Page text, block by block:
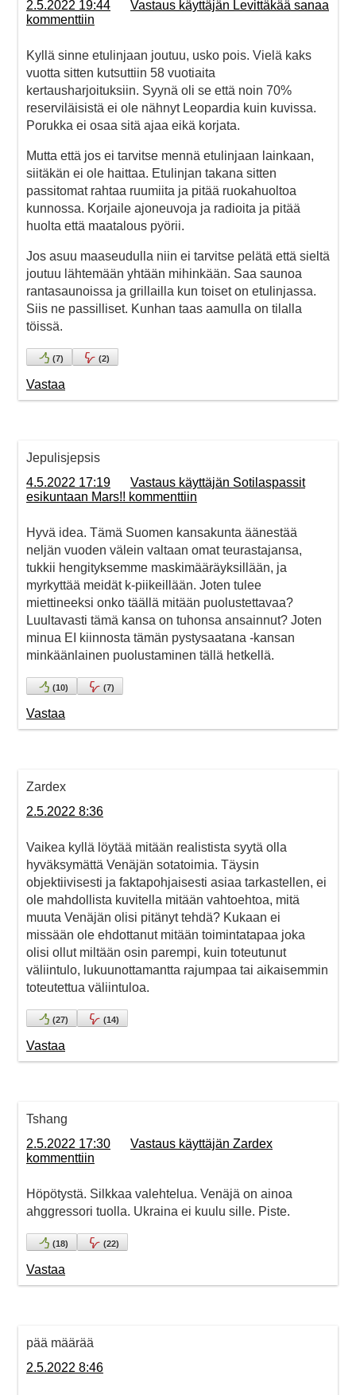
2.5.2022 19:44
Vastaus käyttäjän Levittäkää sanaa
kommenttiin
Kyllä sinne etulinjaan joutuu, usko pois. Vielä kaks
vuotta sitten kutsuttiin 58 vuotiaita
kertausharjoituksiin. Syynä oli se että noin 70%
reserviläisistä ei ole nähnyt Leopardia kuin kuvissa.
Porukka ei osaa sitä ajaa eikä korjata.
Mutta että jos ei tarvitse mennä etulinjaan lainkaan,
siitäkän ei ole haittaa. Etulinjan takana sitten
passitomat rahtaa ruumiita ja pitää ruokahuoltoa
kunnossa. Korjaile ajoneuvoja ja radioita ja pitää
huolta että maatalous pyörii.
Jos asuu maaseudulla niin ei tarvitse pelätä että sieltä
joutuu lähtemään yhtään mihinkään. Saa saunoa
rantasaunoissa ja grillailla kun toiset on etulinjassa.
Siis ne passilliset. Kunhan taas aamulla on tilalla
töissä.
(7) (2)
Vastaa
Jepulisjepsis
4.5.2022 17:19
Vastaus käyttäjän Sotilaspassit
esikuntaan Mars!! kommenttiin
Hyvä idea. Tämä Suomen kansakunta äänestää
neljän vuoden välein valtaan omat teurastajansa,
tukkii hengityksemme maskimääräyksillään, ja
myrkyttää meidät k-piikeillään. Joten tulee
miettineeksi onko täällä mitään puolustettavaa?
Luultavasti tämä kansa on tuhonsa ansainnut? Joten
minua EI kiinnosta tämän pystysaatana -kansan
minkäänlainen puolustaminen tällä hetkellä.
(10) (7)
Vastaa
Zardex
2.5.2022 8:36
Vaikea kyllä löytää mitään realistista syytä olla
hyväksymättä Venäjän sotatoimia. Täysin
objektiivisesti ja faktapohjaisesti asiaa tarkastellen, ei
ole mahdollista kuvitella mitään vahtoehtoa, mitä
muuta Venäjän olisi pitänyt tehdä? Kukaan ei
missään ole ehdottanut mitään toimintatapaa joka
olisi ollut miltään osin parempi, kuin toteutunut
väliintulo, lukuunottamantta rajumpaa tai aikaisemmin
toteutettua väliintuloa.
(27) (14)
Vastaa
Tshang
2.5.2022 17:30
Vastaus käyttäjän Zardex
kommenttiin
Höpötystä. Silkkaa valehtelua. Venäjä on ainoa
ahggressori tuolla. Ukraina ei kuulu sille. Piste.
(18) (22)
Vastaa
pää määrää
2.5.2022 8:46